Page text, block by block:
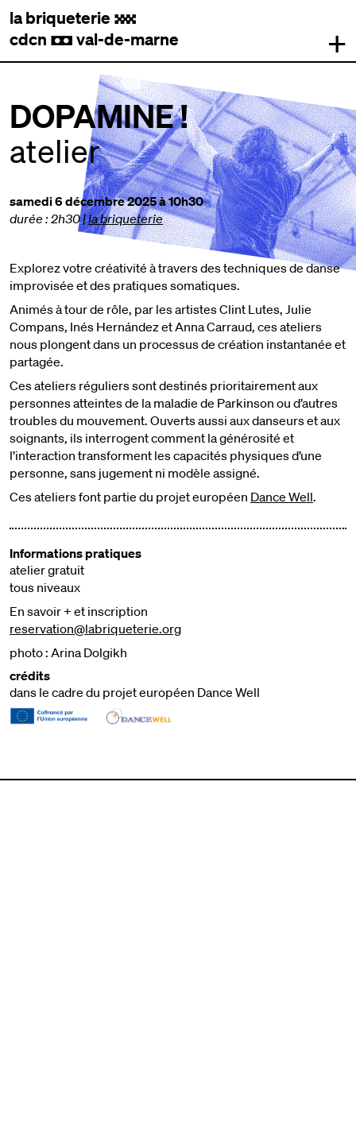
la briqueterie .
cdcn , val-de-marne +
DOPAMINE !
atelier
samedi 6 décembre 2025 à 10h30
durée : 2h30|la briqueterie
Explorez votre créativité à travers des techniques de danse
improvisée et des pratiques somatiques.
Animés à tour de rôle, par les artistes Clint Lutes, Julie
Compans, Inés Hernández et Anna Carraud, ces ateliers
nous plongent dans un processus de création instantanée et
partagée.
Ces ateliers réguliers sont destinés prioritairement aux
personnes atteintes de la maladie de Parkinson ou d’autres
troubles du mouvement. Ouverts aussi aux danseurs et aux
soignants, ils interrogent comment la générosité et
l’interaction transforment les capacités physiques d’une
personne, sans jugement ni modèle assigné.
Ces ateliers font partie du projet européen Dance Well.
Informations pratiques
atelier gratuit
tous niveaux
En savoir + et inscription
reservation@labriqueterie.org
photo : Arina Dolgikh
crédits
dans le cadre du projet européen Dance Well